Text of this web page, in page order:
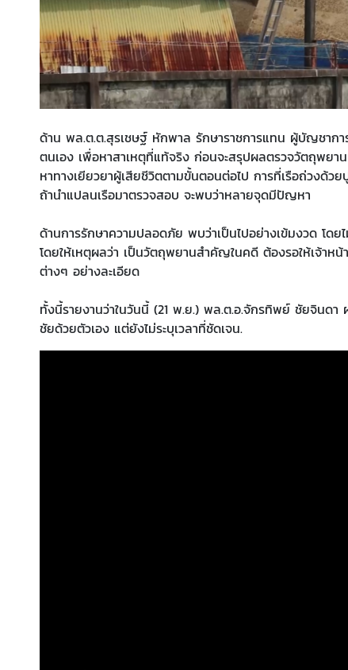
ด้าน พล.ต.ต.สุรเชษฐ์ หักพาล รักษาราชการแทน ผู้บัญชากา
ตนเอง เพื่อหาสาเหตุที่แท้จริง ก่อนจะสรุปผลตรวจวัตถุพยา
หาทางเยียวยาผู้เสียชีวิตตามขั้นตอนต่อไป การที่เรือถ่วงด้
ถ้านำแปลนเรือมาตรวจสอบ จะพบว่าหลายจุดมีปัญหา
ด้านการรักษาความปลอดภัย พบว่าเป็นไปอย่างเข้มงวด โด
โดยให้เหตุผลว่า เป็นวัตถุพยานสำคัญในคดี ต้องรอให้เจ้า
ต่างๆ อย่างละเอียด
ทั้งนี้รายงานว่าในวันนี้ (21 พ.ย.) พล.ต.อ.จักรทิพย์ ชัยจินด
ชัยด้วยตัวเอง แต่ยังไม่ระบุเวลาที่ชัดเจน.